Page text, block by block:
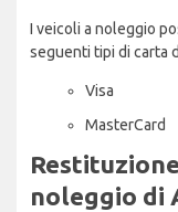
I veicoli a noleggio
seguenti tipi di carta
Visa
MasterCard
noleggio di